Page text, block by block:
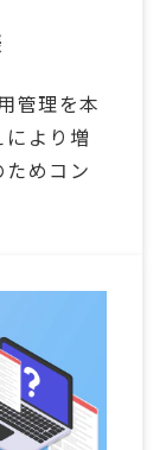
管理を本
より増
めコン